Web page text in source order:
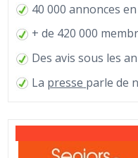
40 000 annonces
+ de 420 000
Des avis sous les
La presse parle de